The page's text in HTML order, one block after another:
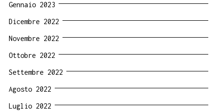
Gennaio 2023
Dicembre 2022
Novembre 2022
Ottobre 2022
Settembre 2022
Agosto 2022
Luglio 2022